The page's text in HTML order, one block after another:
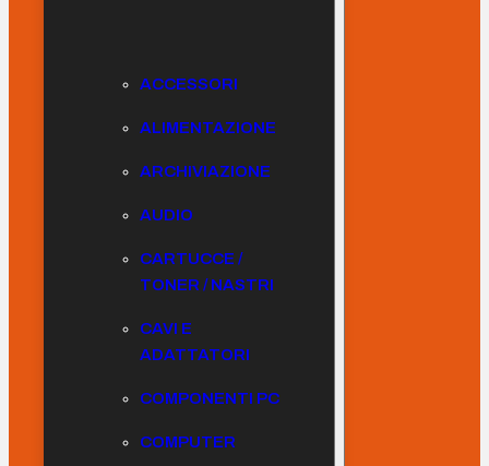
ACCESSORI
ALIMENTAZIONE
ARCHIVIAZIONE
AUDIO
CARTUCCE /
TONER / NASTRI
CAVI E
ADATTATORI
COMPONENTI PC
COMPUTER